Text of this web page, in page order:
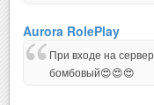
Aurora RolePlay
При входе на
бомбовый😍😍😍